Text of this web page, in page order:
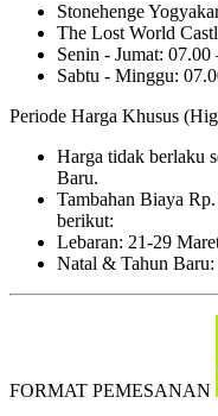
Stonehenge
The Lost World
Senin - Jumat: 07.00
Sabtu - Minggu:
Periode Harga Khusus
Harga tidak berlaku
Baru.
Tambahan Biaya
berikut:
Lebaran: 21-29
Natal & Tahun Baru:
FORMAT PEMESANAN